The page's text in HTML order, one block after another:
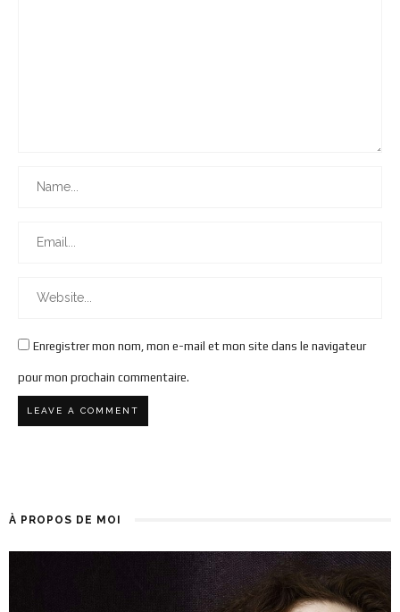
Enregistrer mon nom, mon e-mail et mon site dans le navigateur
pour mon prochain commentaire.
À PROPOS DE MOI